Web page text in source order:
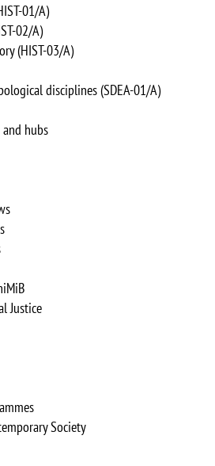
01/A)
02/A)
(HIST-03/A)
disciplines (SDEA-01/A)
and hubs
Justice
Society